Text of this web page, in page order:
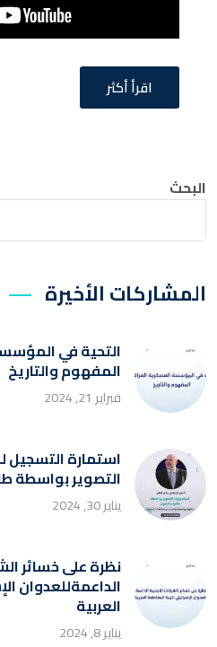
اقرأ أكثر
البحث
المشاركات الأخيرة
التحية في
المفهوم والتاريخ
فبراير 21, 2024
استمارة التسجيل
التصوير بواسطة
يناير 30, 2024
نظرة على خسائر
الداعمةللعدوان
العربية
يناير 8, 2024